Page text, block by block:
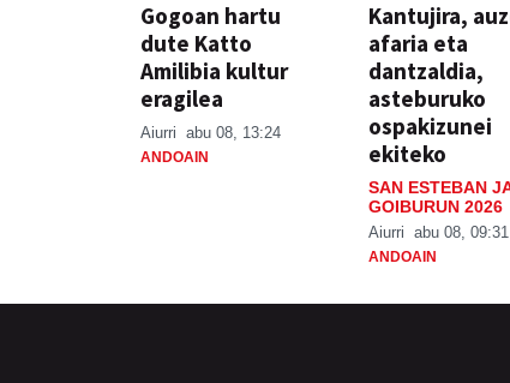
Gogoan hartu
dute Katto
Amilibia kultur
eragilea
Aiurri abu 08, 13:24
ANDOAIN
Kantujira,
afaria eta
dantzaldia,
asteburuko
ospakizunei
ekiteko
SAN ESTEBAN
GOIBURUN 2026
Aiurri abu 08, 09:31
ANDOAIN